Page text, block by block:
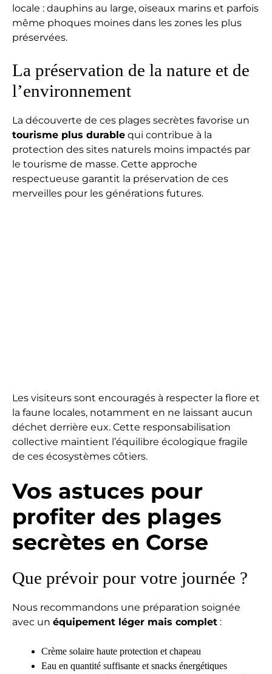
locale : dauphins au large, oiseaux marins et parfois
même phoques moines dans les zones les plus
préservées.
La préservation de la nature et de
l’environnement
La découverte de ces plages secrètes favorise un
tourisme plus durable qui contribue à la
protection des sites naturels moins impactés par
le tourisme de masse. Cette approche
respectueuse garantit la préservation de ces
merveilles pour les générations futures.
Les visiteurs sont encouragés à respecter la flore et
la faune locales, notamment en ne laissant aucun
déchet derrière eux. Cette responsabilisation
collective maintient l’équilibre écologique fragile
de ces écosystèmes côtiers.
Vos astuces pour
profiter des plages
secrètes en Corse
Que prévoir pour votre journée ?
Nous recommandons une préparation soignée
avec un équipement léger mais complet :
Crème solaire haute protection et chapeau
Eau en quantité suffisante et snacks énergétiques